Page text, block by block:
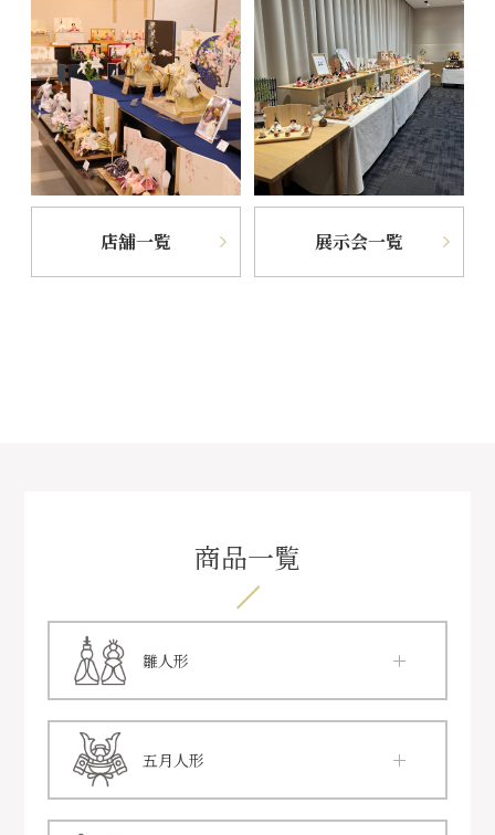
店舗一覧 展示会一覧
商品一覧
雛人形
五月人形